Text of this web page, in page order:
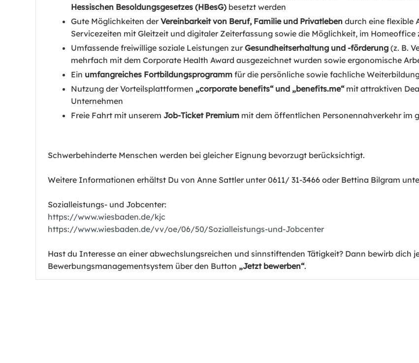
Hessischen Besoldungsgesetzes (HBesG) besetzt werden
Gute Möglichkeiten der Vereinbarkeit von Beruf, Familie und Privatleben durch eine flexible
Servicezeiten mit Gleitzeit und digitaler Zeiterfassung sowie die Möglichkeit, im Homeoffice
Umfassende freiwillige soziale Leistungen zur Gesundheitserhaltung und -förderung (z. B.
mehrfach mit dem Corporate Health Award ausgezeichnet wurden sowie ergonomische
Ein umfangreiches Fortbildungsprogramm für die persönliche sowie fachliche
Nutzung der Vorteilsplattformen „corporate benefits“ und „benefits.me“mit attraktiven
Unternehmen
Freie Fahrt mit unserem Job-Ticket Premium mit dem öffentlichen Personennahverkehr im
Schwerbehinderte Menschen werden bei gleicher Eignung bevorzugt berücksichtigt.
Weitere Informationen erhältst Du von Anne Sattler unter 0611/ 31-3466 oder Bettina Bilgram
Sozialleistungs- und Jobcenter:
https://www.wiesbaden.de/kjc
https://www.wiesbaden.de/vv/oe/06/50/Sozialleistungs-und-Jobcenter
Hast du Interesse an einer abwechslungsreichen und sinnstiftenden Tätigkeit? Dann bewirb dich
Bewerbungsmanagementsystem über den Button „Jetzt bewerben“.